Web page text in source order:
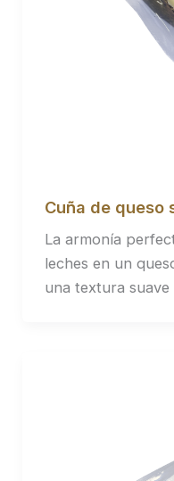
Cuña de queso
La armonía
leches en un
una textura suave